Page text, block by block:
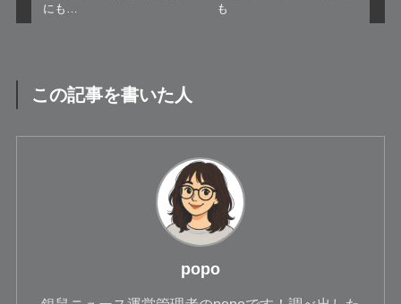
にも…
も
この記事を書いた人
popo